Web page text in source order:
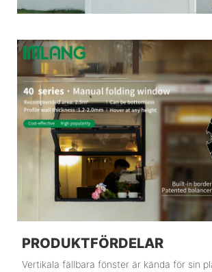
PRODUKTFÖRDELAR
Vertikala fällbara fönster är kända för sin